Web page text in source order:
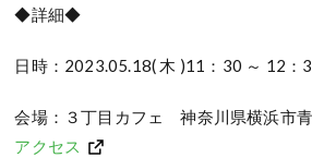
◆詳細◆
日時：2023.05.18( 木 )11：30 ～ 12：
会場：３丁目カフェ 神奈川県横浜市
アクセス